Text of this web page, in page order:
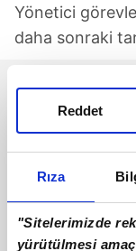
Rıza
"Sitelerimizde
yürütülmesi
Reddet
Yönetici
daha sonraki